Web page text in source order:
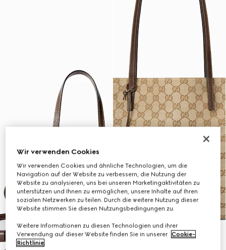
Wir verwenden Cookies
Wir verwenden Cookies und ähnliche Technologien, um die
Navigation auf der Website zu verbessern, die Nutzung der
Website zu analysieren, uns bei unseren Marketingaktivitäten zu
unterstützen und Ihnen zu ermöglichen, unsere Inhalte auf Ihren
sozialen Netzwerken zu teilen. Durch die weitere Nutzung dieser
Website stimmen Sie diesen Nutzungsbedingungen zu.
Weitere Informationen zu diesen Technologien und ihrer
Verwendung auf dieser Website finden Sie in unserer Cookie-
Richtlinie.